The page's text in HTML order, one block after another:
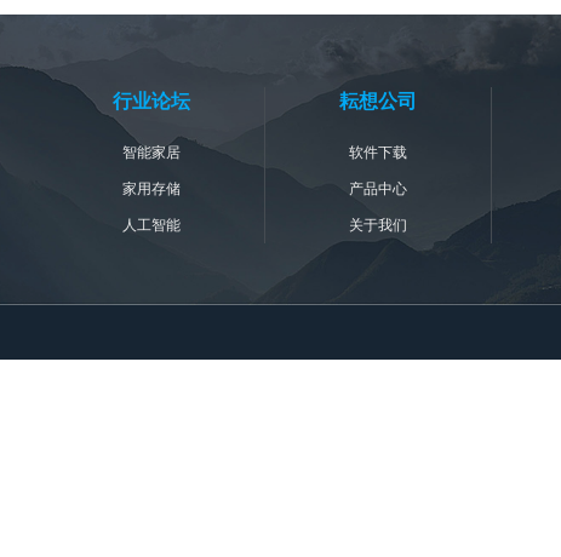
行业论坛
智能家居
家用存储
人工智能
耘想公司
软件下载
产品中心
关于我们